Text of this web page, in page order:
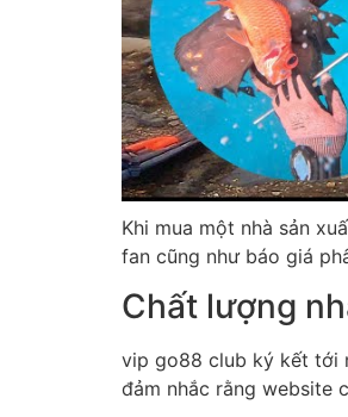
Khi mua một nhà sản
fan cũng như báo giá
Chất lượng
vip go88 club ký kết tới
đảm nhắc rằng website